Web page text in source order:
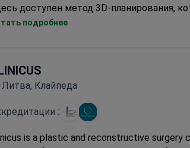
доступен метод 3D-планирования,
процедуры до ее проведения.
подробнее
Литва, Клайпеда
:
is a plastic and reconstructive surgery